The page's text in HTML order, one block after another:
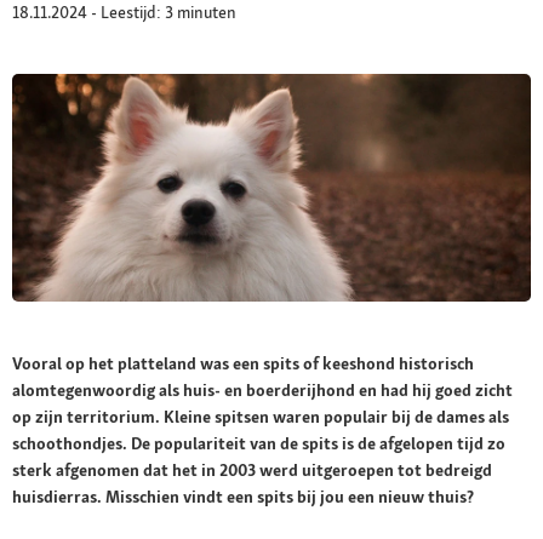
18.11.2024 - Leestijd: 3 minuten
Vooral op het platteland was een spits of keeshond historisch
alomtegenwoordig als huis- en boerderijhond en had hij goed zicht
op zijn territorium. Kleine spitsen waren populair bij de dames als
schoothondjes. De populariteit van de spits is de afgelopen tijd zo
sterk afgenomen dat het in 2003 werd uitgeroepen tot bedreigd
huisdierras. Misschien vindt een spits bij jou een nieuw thuis?